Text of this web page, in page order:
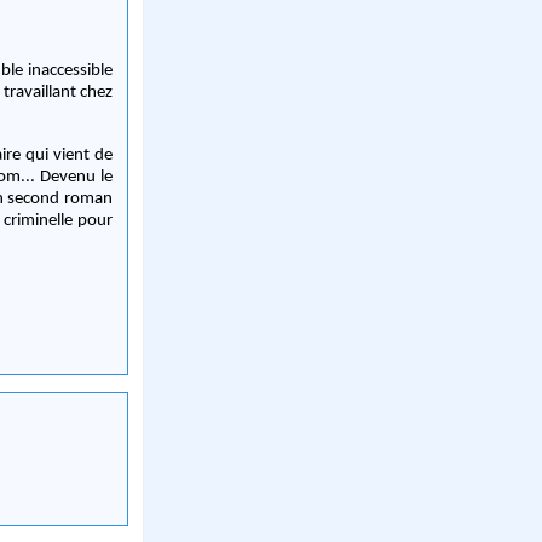
inaccessible
chez
qui vient de
Devenu le
second roman
pour